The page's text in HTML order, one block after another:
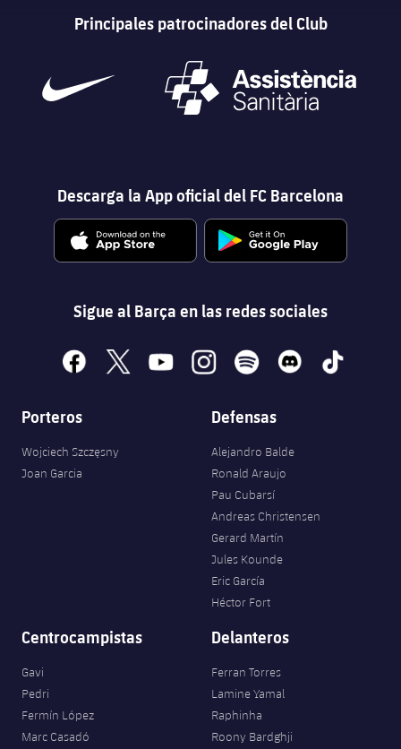
Principales patrocinadores del Club
Descarga la App oficial del FC Barcelona
Sigue al Barça en las redes sociales
facebook
x youtubeinstagramspotify discord tiktok
Porteros
Wojciech Szczęsny
Joan Garcia
Defensas
Alejandro Balde
Ronald Araujo
Pau Cubarsí
Andreas Christensen
Gerard Martín
Jules Kounde
Eric García
Héctor Fort
Centrocampistas
Gavi
Pedri
Fermín López
Marc Casadó
Delanteros
Ferran Torres
Lamine Yamal
Raphinha
Roony Bardghji